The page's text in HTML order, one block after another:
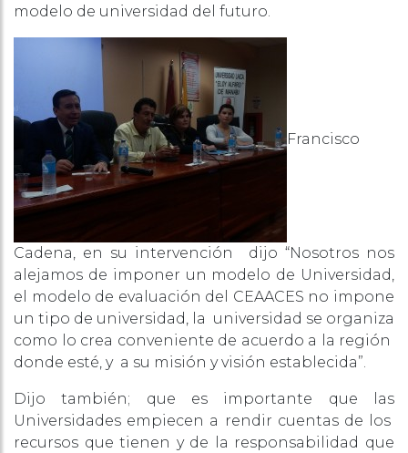
modelo de universidad del futuro.
Francisco
Cadena, en su intervención dijo “Nosotros nos
alejamos de imponer un modelo de Universidad,
el modelo de evaluación del CEAACES no impone
un tipo de universidad, la universidad se organiza
como lo crea conveniente de acuerdo a la región
donde esté, y a su misión y visión establecida”.
Dijo también; que es importante que las
Universidades empiecen a rendir cuentas de los
recursos que tienen y de la responsabilidad que